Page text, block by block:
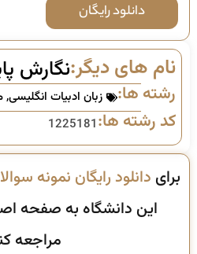
دانلود رایگان
نام های دیگر:نگارش
رشته ها: زبان ادبیات انگلیسی,
کد رشته ها:1225181
برای دانلود رایگان نمونه
این دانشگاه به صفحه
مراجعه